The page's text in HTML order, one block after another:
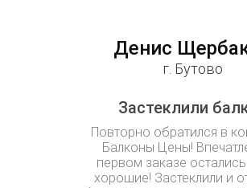
Денис
г. Бутово
Застеклили
Повторно обратился в
Балконы Цены!
первом заказе
хорошие! Застеклили и